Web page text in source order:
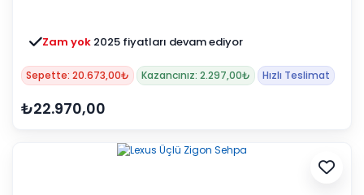
Zam yok 2025 fiyatları devam ediyor
Sepette: 20.673,00₺ Kazancınız: 2.297,00₺ Hızlı Teslimat
₺22.970,00